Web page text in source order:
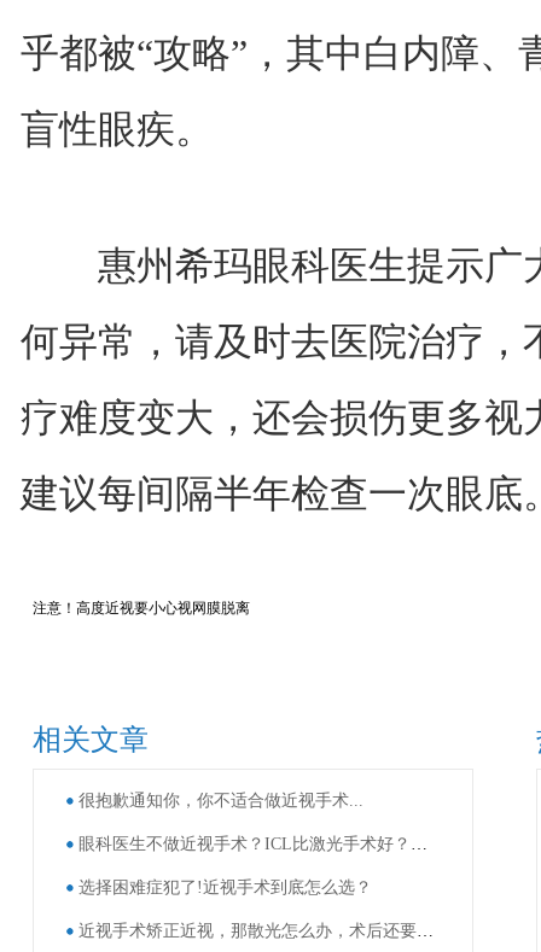
乎都被“攻略”，其中白内障、
盲性眼疾。
惠州希玛眼科医生提示广
何异常，请及时去医院治疗
疗难度变大，还会损伤更多
建议每间隔半年检查一次眼底
注意！高度近视要小心视网膜脱离
相关文章
很抱歉通知你，你不适合做近视手术...
眼科医生不做近视手术？ICL比激光手术好？这些近视手术谣言，别再信了！
选择困难症犯了!近视手术到底怎么选？
近视手术矫正近视，那散光怎么办，术后还要戴眼镜吗？